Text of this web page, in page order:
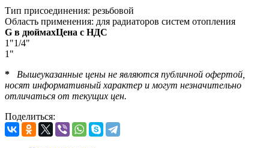
Тип присоединения: резьбовой
Область применения: для радиаторов систем отопления
G в дюймахЦена c НДС
1"1/4"
1"
* Вышеуказанные цены не являются публичной офертой,
носят информативный характер и могут незначительно
отличаться от текущих цен.
Поделиться: